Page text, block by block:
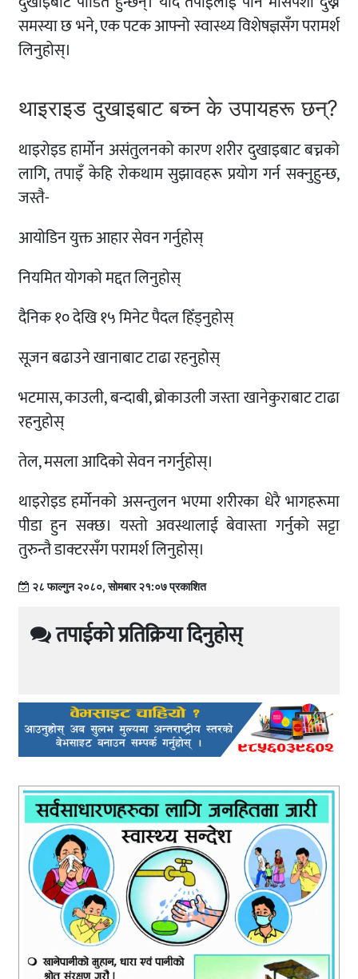
समस्या छ भने, एक पटक आफ्नो स्वास्थ्य विशेषज्ञसँग परामर्श
लिनुहोस्।
थाइराइड दुखाइबाट बच्न के उपायहरू छन्?
थाइरोइड हार्मोन असंतुलनको कारण शरीर दुखाइबाट बच्नको
लागि, तपाइँ केहि रोकथाम सुझावहरू प्रयोग गर्न सक्नुहुन्छ,
जस्तै-
आयोडिन युक्त आहार सेवन गर्नुहोस्
नियमित योगको मद्दत लिनुहोस्
दैनिक १० देखि १५ मिनेट पैदल हिँड्नुहोस्
सूजन बढाउने खानाबाट टाढा रहनुहोस्
भटमास, काउली, बन्दाबी, ब्रोकाउली जस्ता खानेकुराबाट टाढा
रहनुहोस्
तेल, मसला आदिको सेवन नगर्नुहोस्।
थाइरोइड हर्मोनको असन्तुलन भएमा शरीरका धेरै भागहरूमा
पीडा हुन सक्छ। यस्तो अवस्थालाई बेवास्ता गर्नुको सट्टा
तुरुन्तै डाक्टरसँग परामर्श लिनुहोस्।
२८ फाल्गुन २०८०, सोमबार २१:०७ प्रकाशित
तपाईको प्रतिक्रिया दिनुहोस्